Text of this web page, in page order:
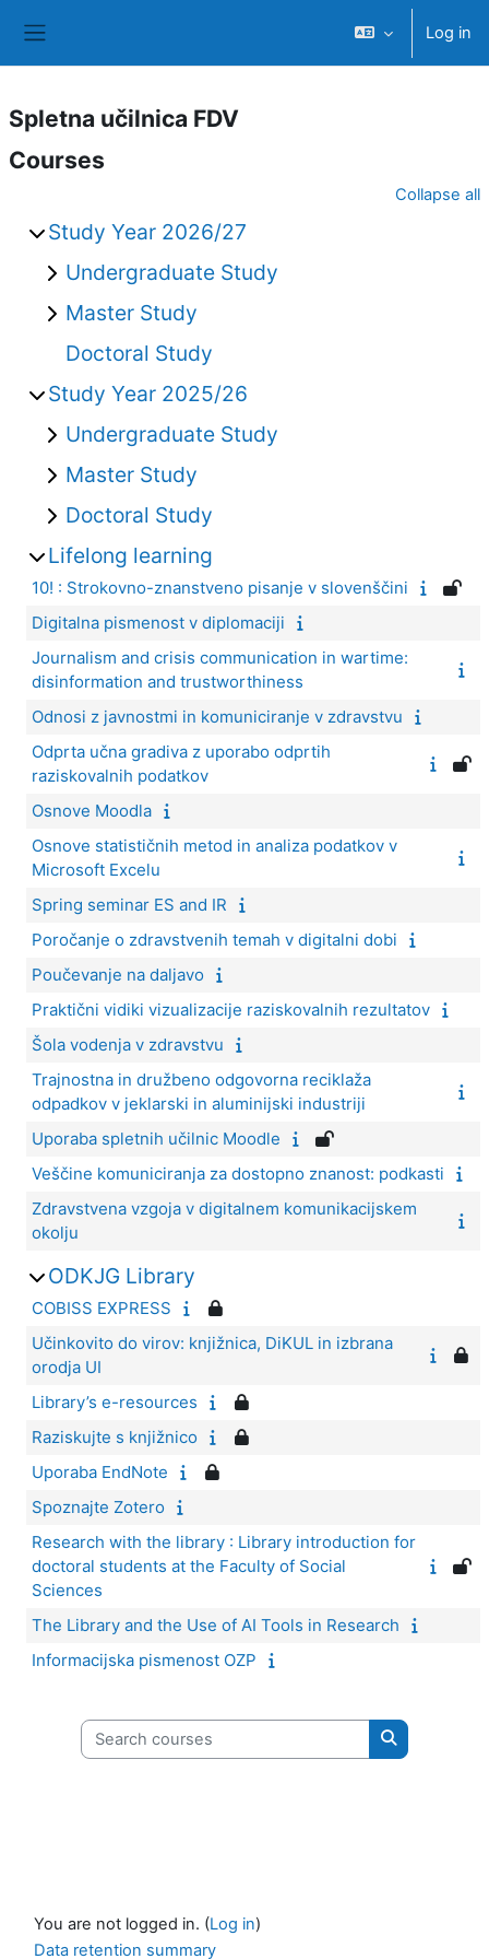
Log in
Spletna učilnica FDV
Courses
Collapse all
Study Year 2026/27
Undergraduate Study
Master Study
Doctoral Study
Study Year 2025/26
Undergraduate Study
Master Study
Doctoral Study
Lifelong learning
10! : Strokovno-znanstveno pisanje v slovenščini
Digitalna pismenost v diplomaciji
Journalism and crisis communication in wartime:
disinformation and trustworthiness
Odnosi z javnostmi in komuniciranje v zdravstvu
Odprta učna gradiva z uporabo odprtih
raziskovalnih podatkov
Osnove Moodla
Osnove statističnih metod in analiza podatkov v
Microsoft Excelu
Spring seminar ES and IR
Poročanje o zdravstvenih temah v digitalni dobi
Poučevanje na daljavo
Praktični vidiki vizualizacije raziskovalnih rezultatov
Šola vodenja v zdravstvu
Trajnostna in družbeno odgovorna reciklaža
odpadkov v jeklarski in aluminijski industriji
Uporaba spletnih učilnic Moodle
Veščine komuniciranja za dostopno znanost: podkasti
Zdravstvena vzgoja v digitalnem komunikacijskem
okolju
ODKJG Library
COBISS EXPRESS
Učinkovito do virov: knjižnica, DiKUL in izbrana
orodja UI
Library’s e-resources
Raziskujte s knjižnico
Uporaba EndNote
Spoznajte Zotero
Research with the library : Library introduction for
doctoral students at the Faculty of Social
Sciences
The Library and the Use of AI Tools in Research
Informacijska pismenost OZP
Search courses
Search
You are not logged in. (Log in)
Data retention summary